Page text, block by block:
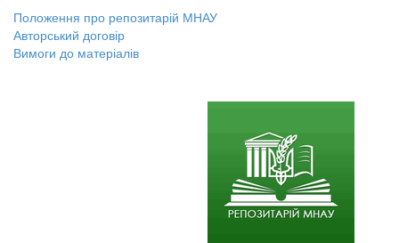
Положення про репозитарій МНАУ
Авторський договір
Вимоги до матеріалів